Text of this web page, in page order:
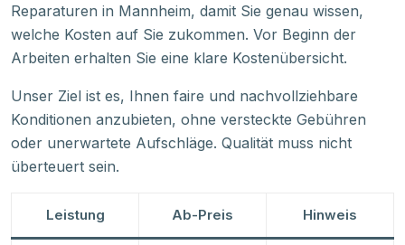
Reparaturen in Mannheim, damit Sie genau wissen,
welche Kosten auf Sie zukommen. Vor Beginn der
Arbeiten erhalten Sie eine klare Kostenübersicht.
Unser Ziel ist es, Ihnen faire und nachvollziehbare
Konditionen anzubieten, ohne versteckte Gebühren
oder unerwartete Aufschläge. Qualität muss nicht
überteuert sein.
Leistung Ab-Preis Hinweis